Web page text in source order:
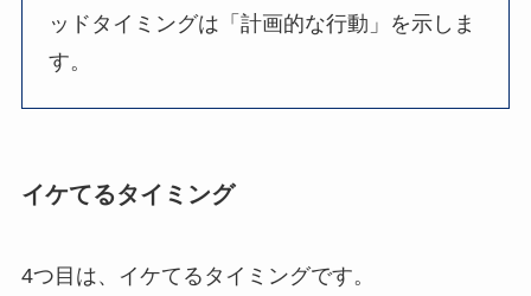
ッドタイミングは「計画的な行動」を示しま
す。
イケてるタイミング
4つ目は、イケてるタイミングです。